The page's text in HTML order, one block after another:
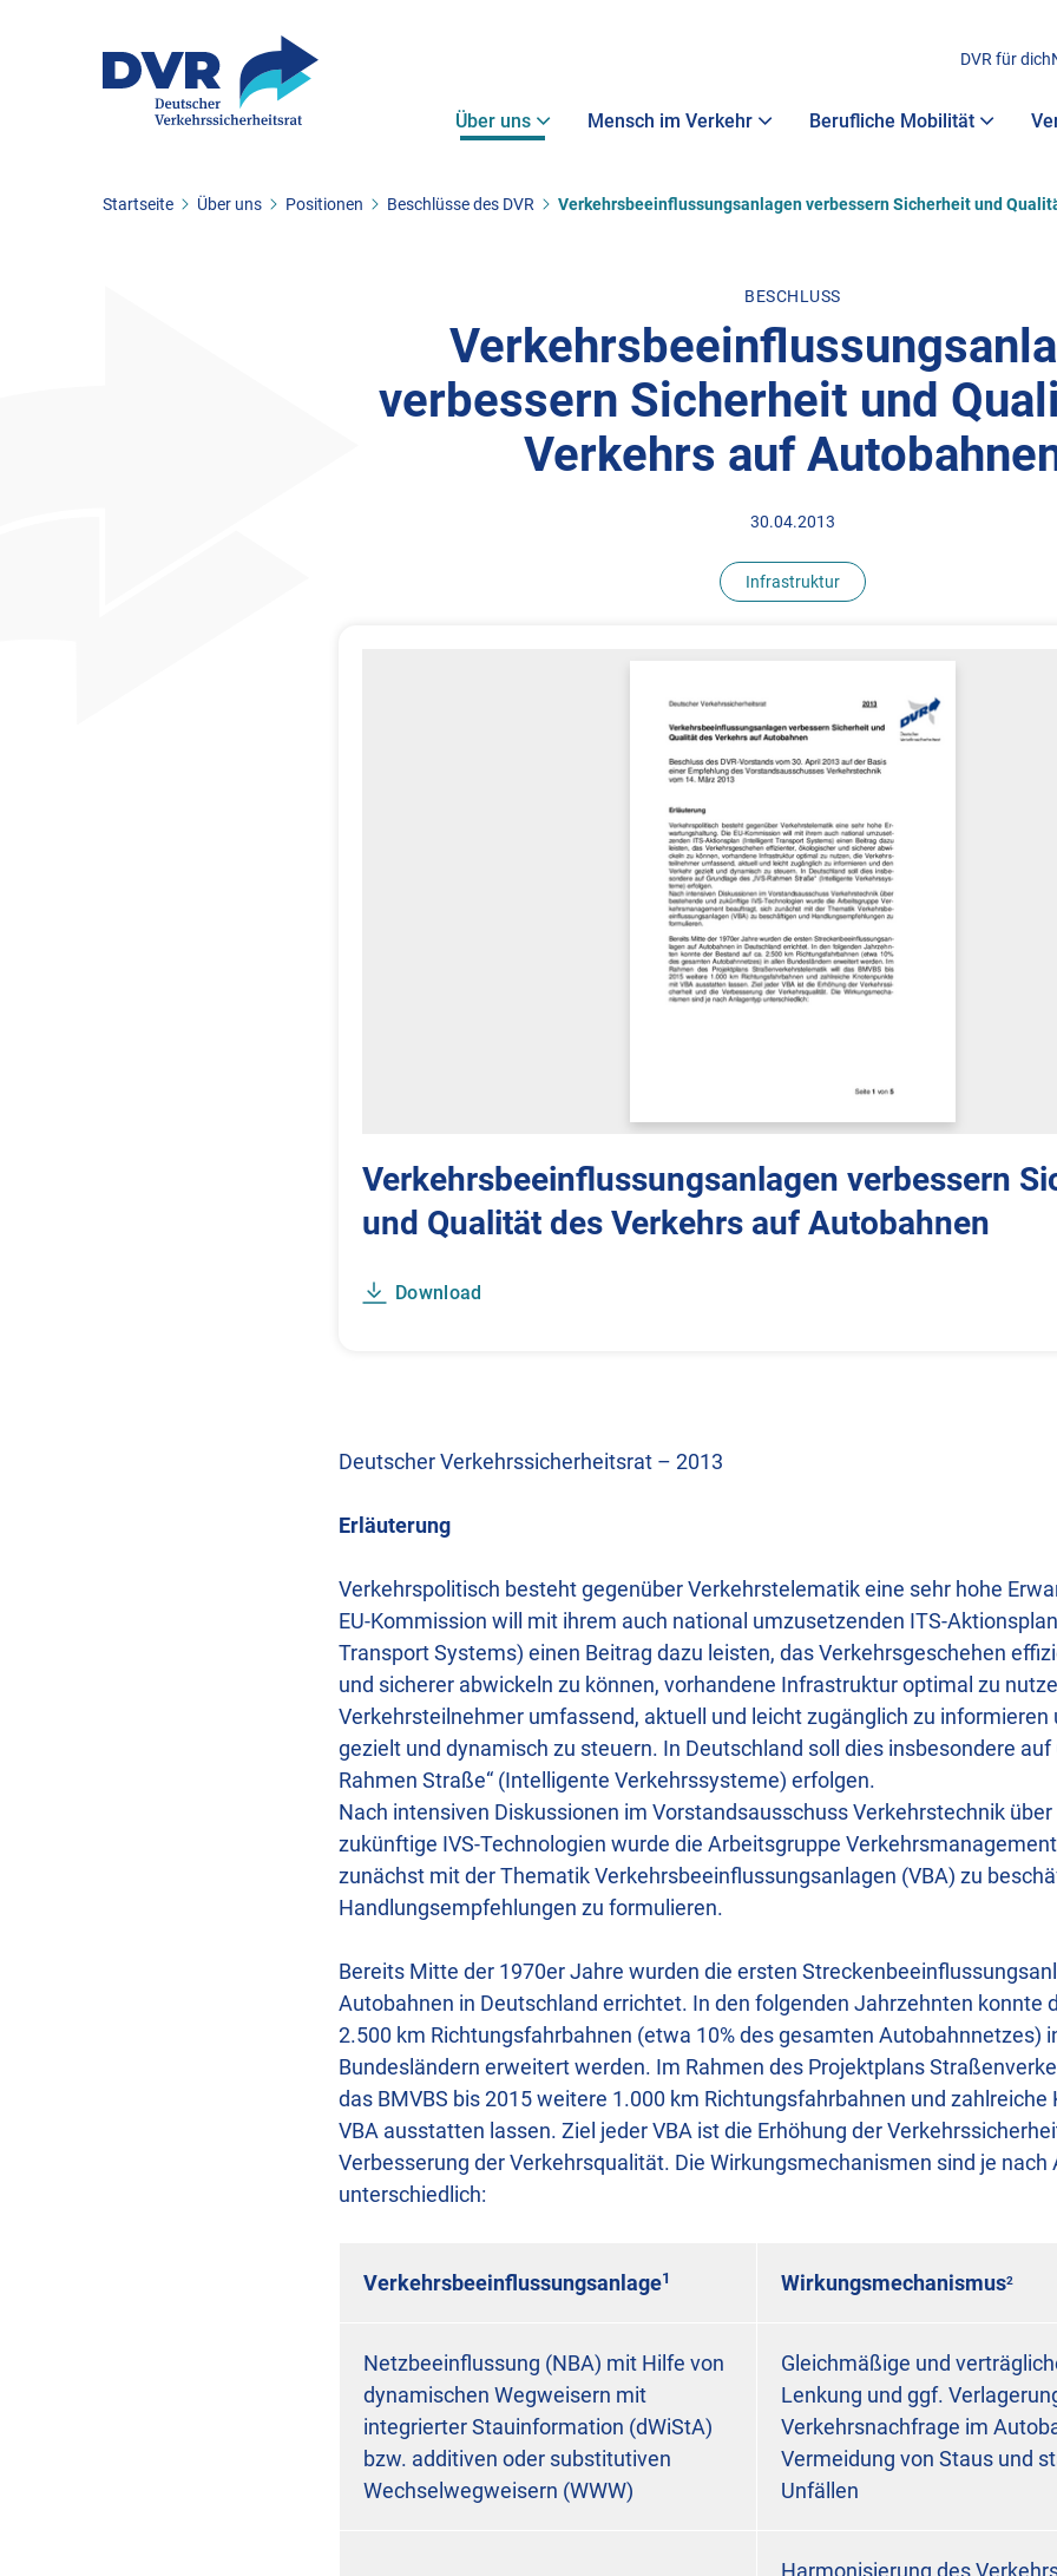
DVR für dich
Über uns Mensch im Verkehr Berufliche Mobilität
Sie befinden sich hier:
Startseite Über uns Positionen Beschlüsse des DVR Verkehrsbeeinflussungsanlagen verbessern Sicherheit und
BESCHLUSS
verbessern Sicherheit und
Verkehrs auf
30.04.2013
Infrastruktur
Verkehrsbeeinflussungsanlagen verbessern
und Qualität des Verkehrs auf Autobahnen
Download
Deutscher Verkehrssicherheitsrat – 2013
Erläuterung
Verkehrspolitisch besteht gegenüber Verkehrstelematik eine sehr hohe
EU-Kommission will mit ihrem auch national umzusetzenden ITS-
Transport Systems) einen Beitrag dazu leisten, das Verkehrsgeschehen
und sicherer abwickeln zu können, vorhandene Infrastruktur optimal zu
Verkehrsteilnehmer umfassend, aktuell und leicht zugänglich zu informieren
gezielt und dynamisch zu steuern. In Deutschland soll dies insbesondere auf
Rahmen Straße“ (Intelligente Verkehrssysteme) erfolgen.
Nach intensiven Diskussionen im Vorstandsausschuss Verkehrstechnik
zukünftige IVS-Technologien wurde die Arbeitsgruppe
zunächst mit der Thematik Verkehrsbeeinflussungsanlagen (VBA) zu
Handlungsempfehlungen zu formulieren.
Bereits Mitte der 1970er Jahre wurden die ersten
Autobahnen in Deutschland errichtet. In den folgenden Jahrzehnten konnte
2.500 km Richtungsfahrbahnen (etwa 10% des gesamten Autobahnnetzes)
Bundesländern erweitert werden. Im Rahmen des Projektplans
das BMVBS bis 2015 weitere 1.000 km Richtungsfahrbahnen und
VBA ausstatten lassen. Ziel jeder VBA ist die Erhöhung der
Verbesserung der Verkehrsqualität. Die Wirkungsmechanismen sind je nach
unterschiedlich:
Verkehrsbeeinflussungsanlage1 Wirkungsmechanismus2
Netzbeeinflussung (NBA) mit Hilfe von
dynamischen Wegweisern mit
integrierter Stauinformation (dWiStA)
bzw. additiven oder substitutiven
Wechselwegweisern (WWW)
Gleichmäßige und
Lenkung und ggf.
Verkehrsnachfrage im
Vermeidung von Staus und
Unfällen
Harmonisierung des